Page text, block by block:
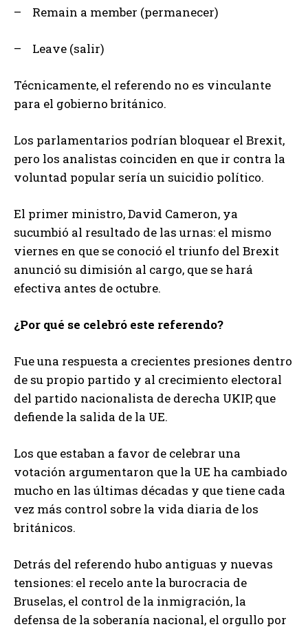
– Remain a member (permanecer)
– Leave (salir)
Técnicamente, el referendo no es vinculante
para el gobierno británico.
Los parlamentarios podrían bloquear el Brexit,
pero los analistas coinciden en que ir contra la
voluntad popular sería un suicidio político.
El primer ministro, David Cameron, ya
sucumbió al resultado de las urnas: el mismo
viernes en que se conoció el triunfo del Brexit
anunció su dimisión al cargo, que se hará
efectiva antes de octubre.
¿Por qué se celebró este referendo?
Fue una respuesta a crecientes presiones dentro
de su propio partido y al crecimiento electoral
del partido nacionalista de derecha UKIP, que
defiende la salida de la UE.
Los que estaban a favor de celebrar una
votación argumentaron que la UE ha cambiado
mucho en las últimas décadas y que tiene cada
vez más control sobre la vida diaria de los
británicos.
Detrás del referendo hubo antiguas y nuevas
tensiones: el recelo ante la burocracia de
Bruselas, el control de la inmigración, la
defensa de la soberanía nacional, el orgullo por